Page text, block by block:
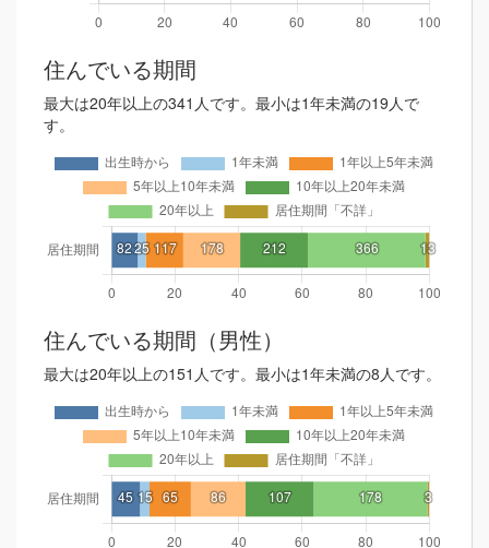
住んでいる期間
最大は20年以上の341人です。最小は1年未満の19人で
す。
住んでいる期間（男性）
最大は20年以上の151人です。最小は1年未満の8人です。